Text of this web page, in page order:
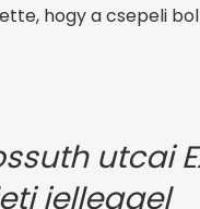
hogy a csepeli
utcai
jelleggel